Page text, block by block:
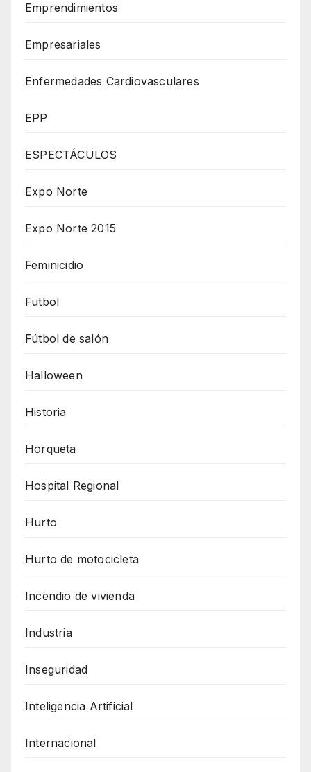
Emprendimientos
Empresariales
Enfermedades Cardiovasculares
EPP
ESPECTÁCULOS
Expo Norte
Expo Norte 2015
Feminicidio
Futbol
Fútbol de salón
Halloween
Historia
Horqueta
Hospital Regional
Hurto
Hurto de motocicleta
Incendio de vivienda
Industria
Inseguridad
Inteligencia Artificial
Internacional